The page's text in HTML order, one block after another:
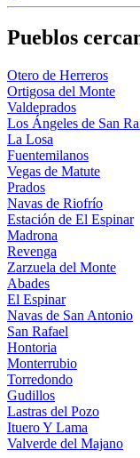
Pueblos
Otero de Herreros
Ortigosa del Monte
Valdeprados
Los Ángeles de San
La Losa
Fuentemilanos
Vegas de Matute
Prados
Navas de Riofrío
Estación de El Espinar
Madrona
Revenga
Zarzuela del Monte
Abades
El Espinar
Navas de San Antonio
San Rafael
Hontoria
Monterrubio
Torredondo
Gudillos
Lastras del Pozo
Ituero Y Lama
Valverde del Majano